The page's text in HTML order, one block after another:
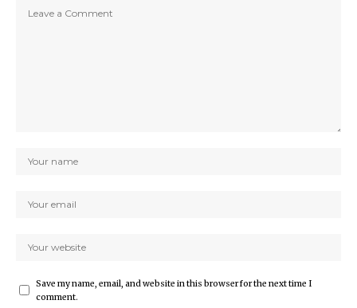
Save my name, email, and website in this browser for the next time I
comment.